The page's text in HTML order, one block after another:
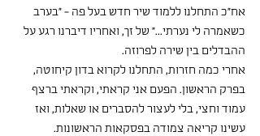
אח"כ התחלנו ללמוד שיר חדש בעל פה - "בערב
כשאמרה לי נערתי..." של זך, ואחריו דיברנו רגע על
ההבדלים בין שירה לפרוזה.
אחרי כמה חזרות, התחלנו לקרוא בדון קיחוטה,
בפרק הראשון. הפעם אני קראתי, וקראתי ברצף
עמוד וחצי, בלי לעצור להסברים או שאלות, ואז
עשינו קריאה צמודה בפסקאות הראשונות.